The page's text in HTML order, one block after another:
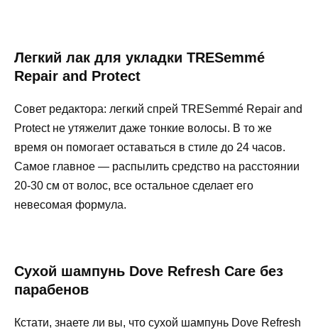
Легкий лак для укладки TRESemmé
Repair and Protect
Совет редактора: легкий спрей TRESemmé Repair and
Protect не утяжелит даже тонкие волосы. В то же
время он помогает оставаться в стиле до 24 часов.
Самое главное — распылить средство на расстоянии
20-30 см от волос, все остальное сделает его
невесомая формула.
Сухой шампунь Dove Refresh Care без
парабенов
Кстати, знаете ли вы, что сухой шампунь Dove Refresh